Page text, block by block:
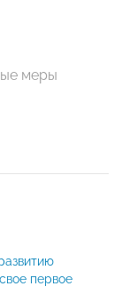
меры
первое